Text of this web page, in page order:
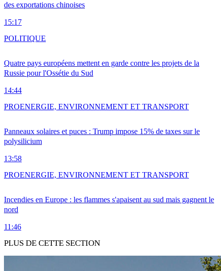
des exportations chinoises
15:17
Quatre pays européens mettent en garde contre les projets de la
Russie pour l'Ossétie du Sud
14:44
POLITIQUE
Panneaux solaires et puces : Trump impose 15% de taxes sur le
polysilicium
13:58
PROENERGIE, ENVIRONNEMENT ET TRANSPORT
Incendies en Europe : les flammes s'apaisent au sud mais gagnent le
nord
11:46
PROENERGIE, ENVIRONNEMENT ET TRANSPORT
PLUS DE CETTE SECTION